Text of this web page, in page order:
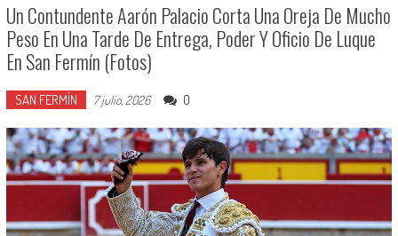
Un Contundente Aarón Palacio Corta Una Oreja De Mucho
Peso En Una Tarde De Entrega, Poder Y Oficio De Luque
En San Fermín (Fotos)
SAN FERMÍN 7 julio, 2026 0